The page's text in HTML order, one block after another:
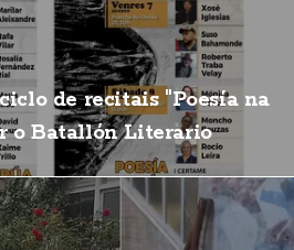
de recitais "Poesía na
o Batallón Literario